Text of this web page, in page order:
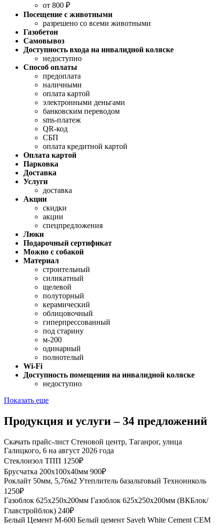
от 800 ₽
Посещение с животными
разрешено со всеми животными
Газобетон
Самовывоз
Доступность входа на инвалидной коляске
недоступно
Способ оплаты
предоплата
наличными
оплата картой
электронными деньгами
банковским переводом
sms-платеж
QR-код
СБП
оплата кредитной картой
Оплата картой
Парковка
Доставка
Услуги
доставка
Акции
скидки
акции
спецпредложения
Люки
Подарочный сертификат
Можно с собакой
Материал
строительный
силикатный
щелевой
полуторный
керамический
облицовочный
гиперпрессованный
под старину
м-200
одинарный
полнотелый
Wi-Fi
Доступность помещения на инвалидной коляске
недоступно
Показать еще
Продукция и услуги – 34 предложений
Скачать прайс-лист Стеновой центр, Таганрог, улица
Галицкого, 6 на август 2026 года
Стеклоизол ТПП 1250₽
Брусчатка 200х100х40мм 900₽
Роклайт 50мм, 5,76м2 Утеплитель базальтовый Технониколь
1250₽
Газоблок 625х250х200мм Газоблок 625х250х200мм (ВКБлок/
Главстройблок) 240₽
Белый Цемент М-600 Белый цемент Saveh White Cement CEM